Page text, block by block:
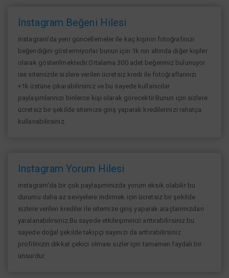
Instagram Beğeni Hilesi
instagram'da yeni güncellemeler ile kaç kişinin fotoğrafınızı
beğendiğini göstermiyorlar bunun için 1k nın altında diğer kişiler
olarak gösterilmektedir.Ortalama 300 adet beğeniniz bulunuyor
ise sitemizde sizlere verilen ücretsiz kredi ile fotoğraflarınızı
+1k üstüne çıkarabilirsiniz ve bu sayede kullanıcılar
paylaşımlarınızı binlerce kişi olarak görecektir.Bunun için sizlere
ücretsiz bir şekilde sitemize giriş yaparak kredilerinizi rahatça
kullanabilirsiniz.
Instagram Yorum Hilesi
instagram'da bir çok paylaşımınızda yorum eksik olabilir bu
durumu daha az seviyelere indirmek için ücretsiz bir şekilde
sizlere verilen krediler ile sitemize giriş yaparak araçlarımızdan
yaralanabilirsiniz.Bu sayede etkileşiminizi arttırabilirsiniz.bu
sayede doğal şekilde takipçi sayınızı da arttırabilirsiniz
profilinizin dikkat çekici olması sizler için tamamen faydalı bir
unsurdur.